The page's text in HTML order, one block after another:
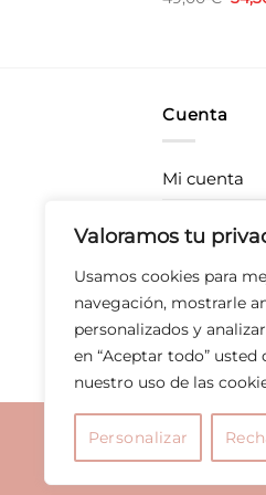
Valoramos tu
Usamos cookies para
navegación, mostrarle
personalizados y
en “Aceptar todo”
nuestro uso de las
Personalizar
Cuenta
Mi cuenta
Derecho de